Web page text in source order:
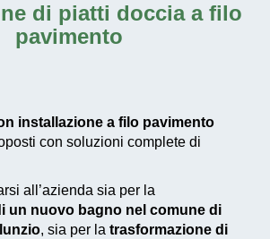
di piatti doccia a filo
pavimento
installazione a filo pavimento
con soluzioni complete di
all’azienda sia per la
un nuovo bagno nel comune di
, sia per la trasformazione di